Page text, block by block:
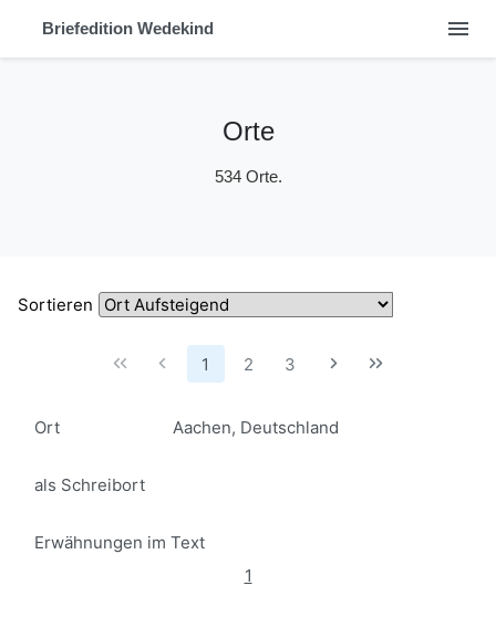
Briefedition Wedekind menu
Orte
534 Orte.
Sortieren
1 2 3
Ort Aachen, Deutschland
als Schreibort
Erwähnungen im Text
1